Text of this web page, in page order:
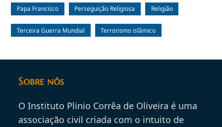
Papa Francisco Perseguição Religiosa Religião
Terceira Guerra Mundial Terrorismo islâmico
Sobre nós
O Instituto Plinio Corrêa de Oliveira é uma
associação civil criada com o intuito de